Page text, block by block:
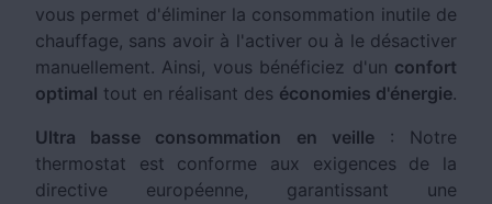
vous permet d'éliminer la consommation inutile de
chauffage, sans avoir à l'activer ou à le désactiver
manuellement. Ainsi, vous bénéficiez d'un confort
optimal tout en réalisant des économies d'énergie.
Ultra basse consommation en veille: Notre
thermostat est conforme aux exigences de la
directive européenne, garantissant une